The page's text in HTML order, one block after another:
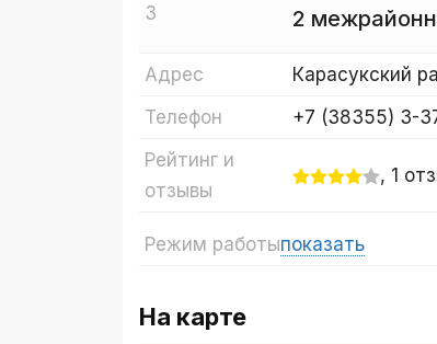
3 2
Адрес
Карасукский
Телефон
+7 (38355) 3-
Рейтинг и
отзывы
, 1
Режим работыпоказать
На карте